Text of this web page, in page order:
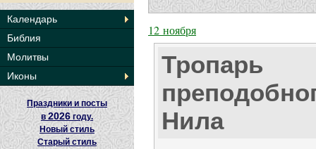
Календарь
Библия
Молитвы
Иконы
Праздники и посты
в2026 году.
Новый стиль
Старый стиль
12 ноября
Тропарь
Нила